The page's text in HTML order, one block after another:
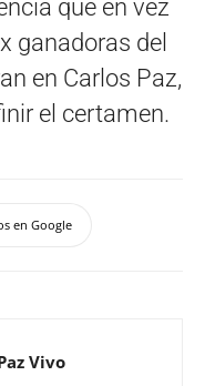
que en vez
ganadoras del
en Carlos Paz,
el certamen.
en Google
Vivo